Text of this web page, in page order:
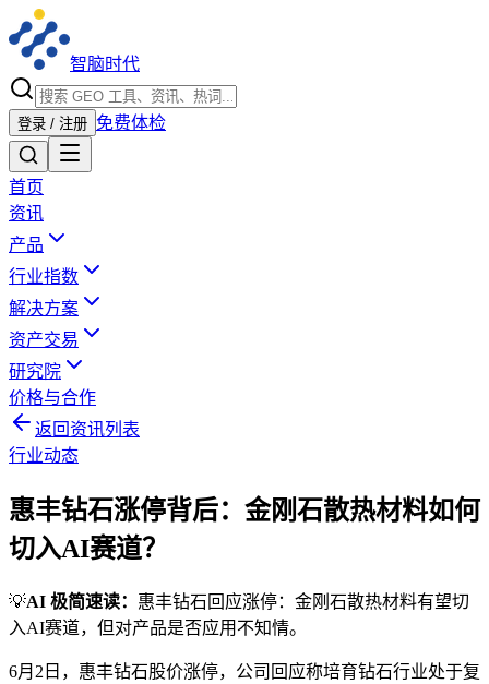
智脑时代
登录 / 注册 免费体检
首页
资讯
产品
行业指数
解决方案
资产交易
研究院
价格与合作
返回资讯列表
行业动态
惠丰钻石涨停背后：金刚石散热材料如何
切入AI赛道？
💡AI 极简速读： 惠丰钻石回应涨停：金刚石散热材料有望切
入AI赛道，但对产品是否应用不知情。
6月2日，惠丰钻石股价涨停，公司回应称培育钻石行业处于复